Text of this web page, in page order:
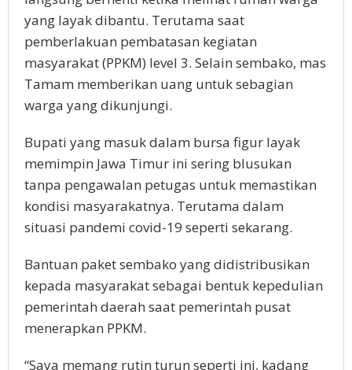
yang layak dibantu. Terutama saat
pemberlakuan pembatasan kegiatan
masyarakat (PPKM) level 3. Selain sembako, mas
Tamam memberikan uang untuk sebagian
warga yang dikunjungi.
Bupati yang masuk dalam bursa figur layak
memimpin Jawa Timur ini sering blusukan
tanpa pengawalan petugas untuk memastikan
kondisi masyarakatnya. Terutama dalam
situasi pandemi covid-19 seperti sekarang.
Bantuan paket sembako yang didistribusikan
kepada masyarakat sebagai bentuk kepedulian
pemerintah daerah saat pemerintah pusat
menerapkan PPKM.
“Saya memang rutin turun seperti ini, kadang